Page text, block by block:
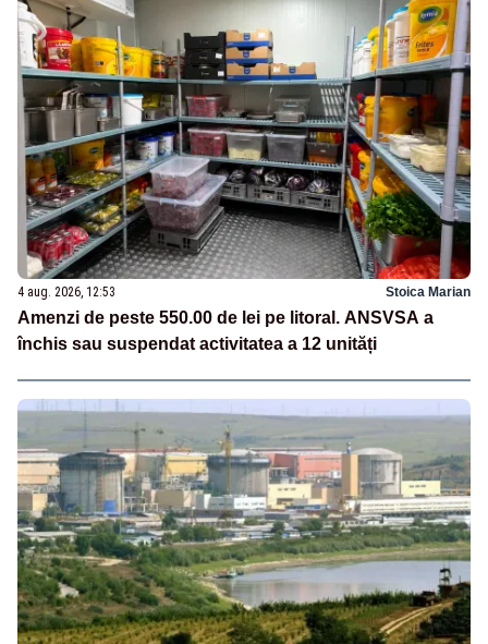
4 aug. 2026, 12:53 Stoica Marian
Amenzi de peste 550.00 de lei pe litoral. ANSVSA a
închis sau suspendat activitatea a 12 unități